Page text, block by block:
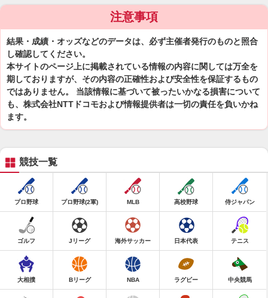
注意事項
結果・成績・オッズなどのデータは、必ず主催者発行のものと照合
し確認してください。
本サイトのページ上に掲載されている情報の内容に関しては万全を
期しておりますが、その内容の正確性および安全性を保証するもの
ではありません。 当該情報に基づいて被ったいかなる損害について
も、株式会社NTTドコモおよび情報提供者は一切の責任を負いかね
ます。
競技一覧
プロ野球 プロ野球(2軍) MLB 高校野球 侍ジャパン
ゴルフ Jリーグ 海外サッカー 日本代表 テニス
大相撲 Bリーグ NBA ラグビー 中央競馬